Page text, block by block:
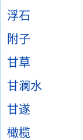
浮石
附子
甘草
甘澜水
甘遂
橄榄